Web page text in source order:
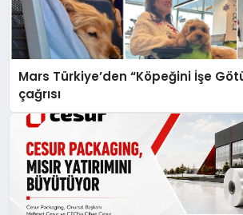
Mars Türkiye’den “Köpeğini İşe
çağrısı